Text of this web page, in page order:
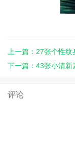
上一篇：27张个性
下一篇：43张小清